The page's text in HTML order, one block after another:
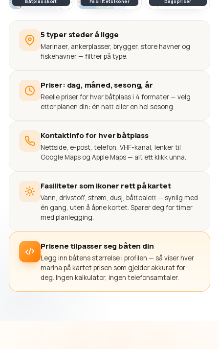
Båtplasskort Fasilitetsikoner Dagspriser
5 typer steder å ligge
Marinaer, ankerplasser, brygger, store havner og
fiskehavner — filtrer på type.
Priser: dag, måned, sesong, år
Reelle priser for hver båtplass i 4 formater — velg
etter planen din: én natt eller en hel sesong.
Kontaktinfo for hver båtplass
Nettside, e-post, telefon, VHF-kanal, lenker til
Google Maps og Apple Maps — alt ett klikk unna.
Fasiliteter som ikoner rett på kartet
Vann, drivstoff, strøm, dusj, båttoalett — synlig med
én gang, uten å åpne kortet. Sparer deg for timer
med planlegging.
Prisene tilpasser seg båten din
Legg inn båtens størrelse i profilen — så viser hver
marina på kartet prisen som gjelder akkurat for
deg. Ingen kalkulator, ingen telefonsamtaler.